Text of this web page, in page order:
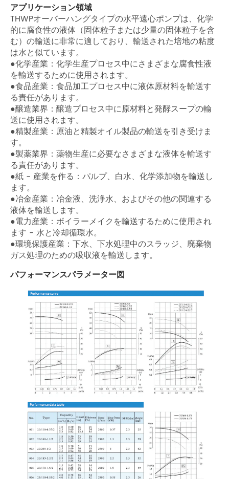
アプリケーション領域
THWPオーバーハングタイプの水平遠心ポンプは、化学
的に腐食性の液体（固体粒子または少量の固体粒子を含
む）の輸送に非常に適しており、輸送された培地の粘度
は水と似ています。
●化学産業：化学生産プロセス中にさまざまな腐食性液
を輸送するために使用されます。
●食品産業：食品加工プロセス中に液体原材料を輸送す
る責任があります。
●醸造業界：醸造プロセス中に原材料と発酵スープの輸
送に使用されます。
●精製産業：原油と精製オイル製品の輸送を引き受けま
す。
●製薬業界：薬物生産に必要なさまざまな液体を輸送す
る責任があります。
●紙 - 産業を作る：パルプ、白水、化学添加物を輸送し
ます。
●冶金産業：冶金液、洗浄水、およびその他の関連する
液体を輸送します。
●電力産業：ボイラーメイクを輸送するために使用され
ます - 水と冷却循環水。
●環境保護産業：下水、下水処理中のスラッジ、廃棄物
ガス処理のための吸収液を輸送します。
パフォーマンスパラメーター図